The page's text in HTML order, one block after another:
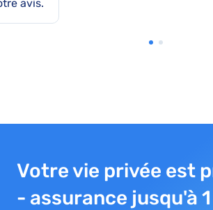
avis.
Votre vie privée est
- assurance jusqu'à